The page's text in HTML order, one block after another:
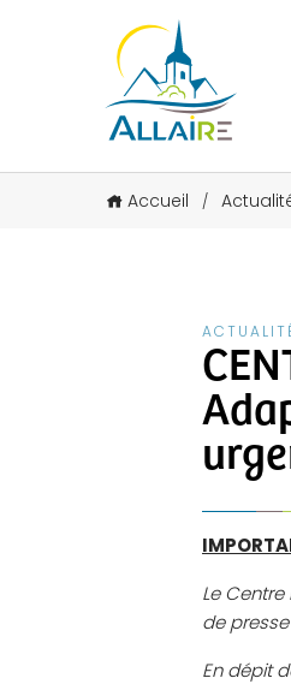
Accueil /
Le
de
En dépit